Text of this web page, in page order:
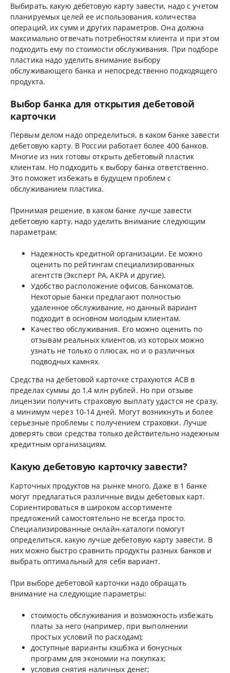
Выбирать, какую дебетовую карту завести, надо с учетом
планируемых целей ее использования, количества
операций, их сумм и других параметров. Она должна
максимально отвечать потребностям клиента и при этом
подходить ему по стоимости обслуживания. При подборе
пластика надо уделить внимание выбору
обслуживающего банка и непосредственно подходящего
продукта.
Выбор банка для открытия дебетовой
карточки
Первым делом надо определиться, в каком банке завести
дебетовую карту. В России работает более 400 банков.
Многие из них готовы открыть дебетовый пластик
клиентам. Но подходить к выбору банка ответственно.
Это поможет избежать в будущем проблем с
обслуживанием пластика.
Принимая решение, в каком банке лучше завести
дебетовую карту, надо уделить внимание следующим
параметрам:
Надежность кредитной организации. Ее можно
оценить по рейтингам специализированных
агентств (Эксперт РА, АКРА и другие).
Удобство расположение офисов, банкоматов.
Некоторые банки предлагают полностью
удаленное обслуживание, но данный вариант
подходит в основном молодым клиентам.
Качество обслуживания. Его можно оценить по
отзывам реальных клиентов, из которых можно
узнать не только о плюсах, но и о различных
подводных камнях.
Средства на дебетовой карточке страхуются АСВ в
пределах суммы до 1,4 млн рублей. Но при отзыве
лицензии получить страховую выплату удастся не сразу,
а минимум через 10-14 дней. Могут возникнуть и более
серьезные проблемы с получением страховки. Лучше
доверять свои средства только действительно надежным
кредитным организациям.
Какую дебетовую карточку завести?
Карточных продуктов на рынке много. Даже в 1 банке
могут предлагаться различные виды дебетовых карт.
Сориентироваться в широком ассортименте
предложений самостоятельно не всегда просто.
Специализированные онлайн-каталоги помогут
определиться, какую лучше дебетовую карту завести. В
них можно быстро сравнить продукты разных банков и
выбрать оптимальный для себя вариант.
При выборе дебетовой карточки надо обращать
внимание на следующие параметры:
стоимость обслуживания и возможность избежать
платы за него (например, при выполнении
простых условий по расходам);
доступные варианты кэшбэка и бонусных
программ для экономии на покупках;
условия снятия наличных денег;